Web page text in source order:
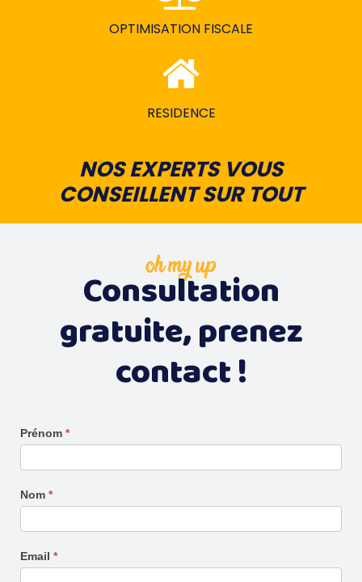
OPTIMISATION FISCALE
RESIDENCE
NOS EXPERTS VOUS
CONSEILLENT SUR TOUT
oh my up
Consultation
gratuite, prenez
contact !
CREATION
D'ENTREPRISE
-
Prénom *
Nom *
Email *